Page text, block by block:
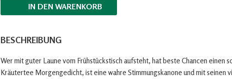
IN DEN WARENKORB
BESCHREIBUNG
Wer mit guter Laune vom Frühstückstisch aufsteht, hat beste Chancen einen
Kräutertee Morgengedicht, ist eine wahre Stimmungskanone und mit seinen